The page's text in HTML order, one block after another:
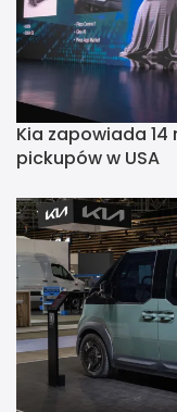
Kia zapowiada
pickupów w USA